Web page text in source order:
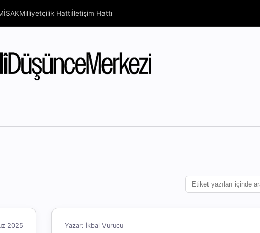
Milliyetçilik Hattıİletişim Hattı
2025 Yazar: İkbal Vurucu